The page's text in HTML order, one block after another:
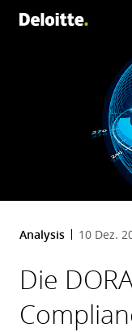
Analysis 10 Dez.
Die